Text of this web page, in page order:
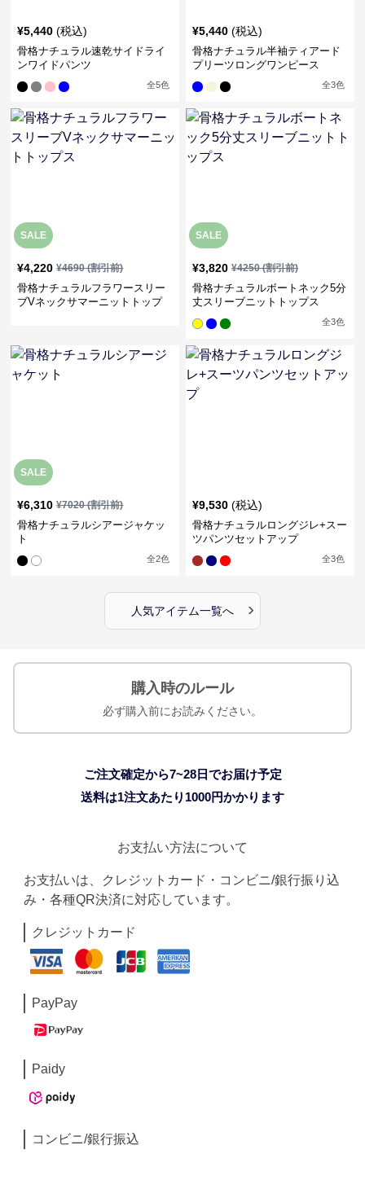
¥5,440 (税込)
骨格ナチュラル速乾サイドライ
ンワイドパンツ
全5色
¥5,440 (税込)
骨格ナチュラル半袖ティアード
プリーツロングワンピース
全3色
SALE
¥4,220 ¥4690(割引前)
骨格ナチュラルフラワースリー
ブVネックサマーニットトップ
SALE
¥3,820 ¥4250(割引前)
骨格ナチュラルボートネック5分
丈スリーブニットトップス
全3色
SALE
¥6,310 ¥7020(割引前)
骨格ナチュラルシアージャケッ
ト
全2色
¥9,530 (税込)
骨格ナチュラルロングジレ+スー
ツパンツセットアップ
全3色
人気アイテム一覧へ ›
購入時のルール
必ず購入前にお読みください。
ご注文確定から7~28日でお届け予定
送料は1注文あたり 1000円かかります
お支払い方法について
お支払いは、クレジットカード・コンビニ/銀行振り込
み・各種QR決済に対応しています。
クレジットカード
PayPay
Paidy
コンビニ/銀行振込